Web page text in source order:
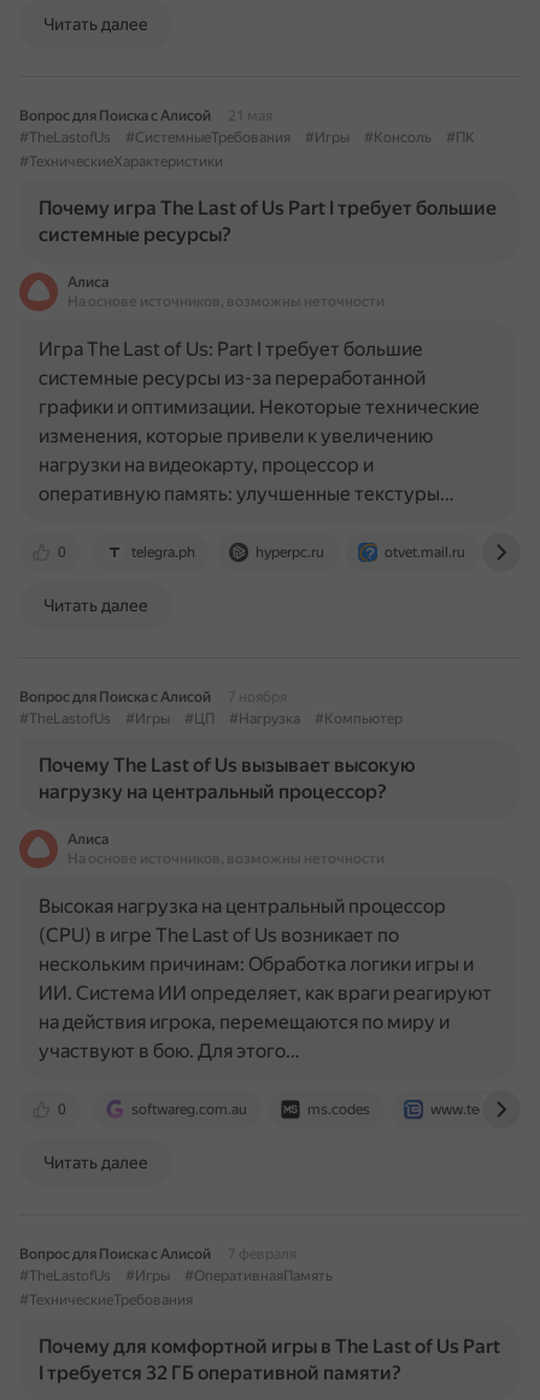
Читать далее
Вопрос для Поиска с Алисой
21 мая
#TheLastofUs
#СистемныеТребования #Игры #Консоль
#ПК
#ТехническиеХарактеристики
Почему игра The Last of Us Part I требует большие
системные ресурсы?
Алиса
На основе источников, возможны неточности
0 telegra.ph hyperpc.ru otvet.mail.ru
Игра The Last of Us: Part I требует большие
системные ресурсы из-за переработанной
графики и оптимизации. Некоторые технические
изменения, которые привели к увеличению
нагрузки на видеокарту, процессор и
оперативную память: улучшенные текстуры…
Читать далее
Вопрос для Поиска с Алисой
7 ноября
#TheLastofUs
#Игры #ЦП #Нагрузка #Компьютер
Почему The Last of Us вызывает высокую
нагрузку на центральный процессор?
Алиса
На основе источников, возможны неточности
0 softwareg.com.au ms.codes
Высокая нагрузка на центральный процессор
(CPU) в игре The Last of Us возникает по
нескольким причинам: Обработка логики игры и
ИИ. Система ИИ определяет, как враги реагируют
на действия игрока, перемещаются по миру и
участвуют в бою. Для этого…
Читать далее
Вопрос для Поиска с Алисой
7 февраля
#TheLastofUs
#Игры
#ОперативнаяПамять
#ТехническиеТребования
Почему для комфортной игры в The Last of Us Part
I требуется 32 ГБ оперативной памяти?